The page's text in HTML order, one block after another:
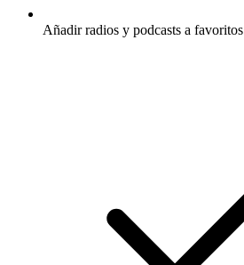
Añadir radios y podcasts a favoritos